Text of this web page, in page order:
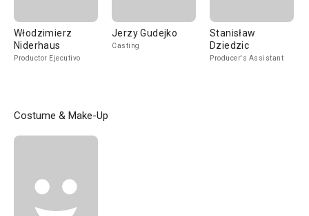
Włodzimierz
Niderhaus
Productor Ejecutivo
Jerzy Gudejko
Casting
Stanisław
Dziedzic
Producer's Assistant
Costume & Make-Up